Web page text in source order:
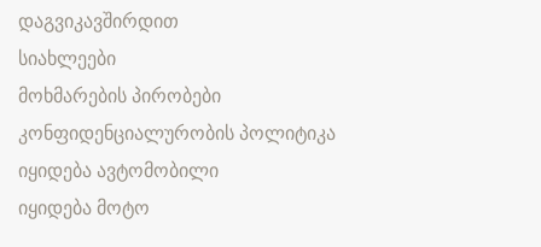
დაგვიკავშირდით
სიახლეები
მოხმარების პირობები
კონფიდენციალურობის პოლიტიკა
იყიდება ავტომობილი
იყიდება მოტო